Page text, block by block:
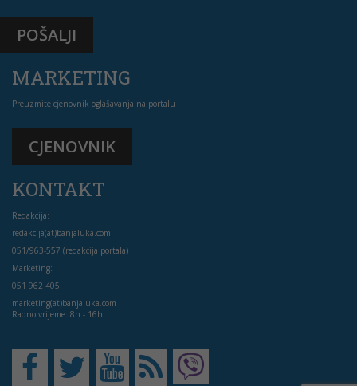
POŠALJI
MARKETING
Preuzmite cjenovnik oglašavanja na portalu
CJENOVNIK
KONTAKT
Redakcija:
redakcija(at)banjaluka.com
051/963-557 (redakcija portala)
Marketing:
051 962 405
marketing(at)banjaluka.com
Radno vrijeme: 8h - 16h